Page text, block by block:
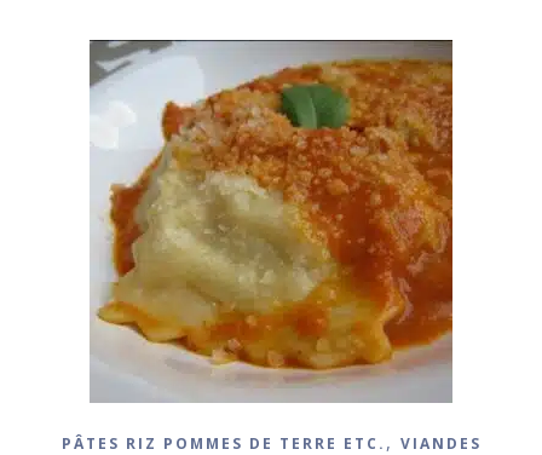
PÂTES RIZ POMMES DE TERRE ETC. , VIANDES